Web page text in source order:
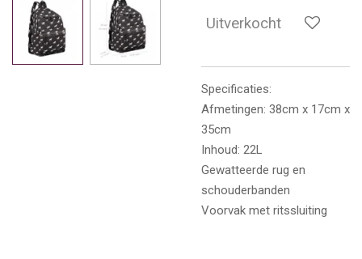
Uitverkocht
Specificaties:
Afmetingen: 38cm x 17cm x
35cm
Inhoud: 22L
Gewatteerde rug en
schouderbanden
Voorvak met ritssluiting